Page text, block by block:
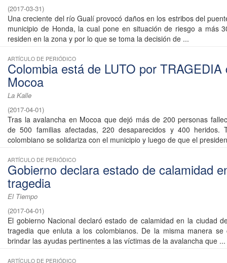
(2017-03-31)
Una creciente del río Gualí provocó daños en los estribos del
municipio de Honda, la cual pone en situación de riesgo a más
residen en la zona y por lo que se toma la decisión de ...
ARTÍCULO DE PERIÓDICO
Colombia está de LUTO por TRAGEDIA
Mocoa
La Kalle
(2017-04-01)
Tras la avalancha en Mocoa que dejó más de 200 personas
de 500 familias afectadas, 220 desaparecidos y 400 heridos.
colombiano se solidariza con el municipio y luego de que el
ARTÍCULO DE PERIÓDICO
Gobierno declara estado de calamidad
tragedia
El Tiempo
(2017-04-01)
El gobierno Nacional declaró estado de calamidad en la ciudad
tragedia que enluta a los colombianos. De la misma manera se
brindar las ayudas pertinentes a las víctimas de la avalancha que ...
ARTÍCULO DE PERIÓDICO